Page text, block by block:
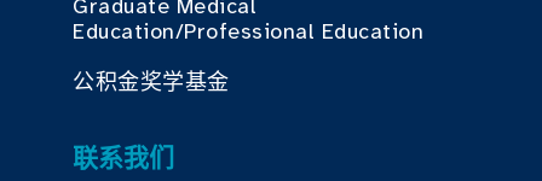
Graduate Medical
Education/Professional Education
公积金奖学基金
联系我们